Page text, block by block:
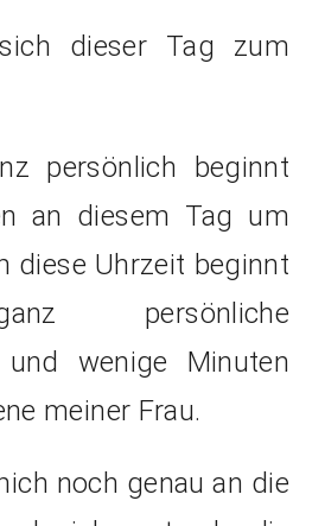
dieser Tag zum
persönlich beginnt
an diesem Tag um
diese Uhrzeit beginnt
persönliche
und wenige Minuten
meiner Frau.
noch genau an die